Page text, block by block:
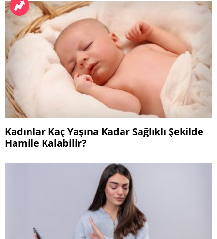
Kadınlar Kaç Yaşına Kadar Sağlıklı Şekilde
Hamile Kalabilir?